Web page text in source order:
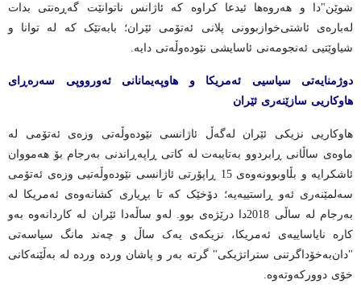
شوێن"دا و هەروەها ئیدعا کراوە کە ئاژانس ناتوانێت گەڕەنتی بدات
لەبارەی ئاشتی‌خوازبوونی پلانی ئەتۆمی ئێران؛ بابەتێک کە لە توانا و
شیاوێتیی ئەنجومەنی ئاسایشی نێودەوڵەتی دایە.
دوژمنایەتی سیاسیی ئەمریکا و هاوپەیمانانی ئەورووپی سەرەڕای
هاوکاریی سازێنەری ئێران
هاوکاریی نزیکی ئێران لەگەڵ ئاژانسی نێودەوڵەتی وزەی ئەتۆمی لە
ماوەی ساڵانی ڕابردوو بەتایبەت لە کاتی ڕاپەڕاندنی بەرجام بۆ هەمووان
ئاشکرایە و بڵاوبوونەوەی 15 ڕاپۆرتی ئاژانسی نێودەوڵەتیی وزەی ئەتۆمی
سەلمێنەری ئەو ڕاستییەیە؛ دۆخێک کە تا بڕیاری کشانەوەی ئەمریکا لە
بەرجام لە ساڵی 2018دا درێژەی بوو. لەو ساڵەدا ئێران لە کاردانەوە بەو
کارە نایاساییەی ئەمریکا، نزیکەی یەک ساڵ و چەند مانگ سیاسەتی
"دان‌بەخۆداگرتنی ستراتژیکی" گرتە بەر و پاشان وردە وردە لە بەڵێنەکانی
خۆی دوورکەوتەوە.